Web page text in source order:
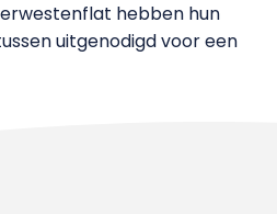
hebben hun
uitgenodigd voor een